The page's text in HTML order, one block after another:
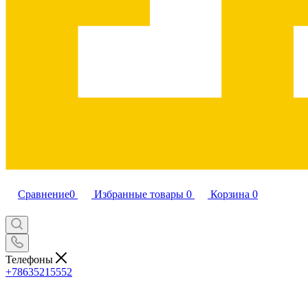
Сравнение0 Избранные товары 0 Корзина 0
Телефоны
+78635215552